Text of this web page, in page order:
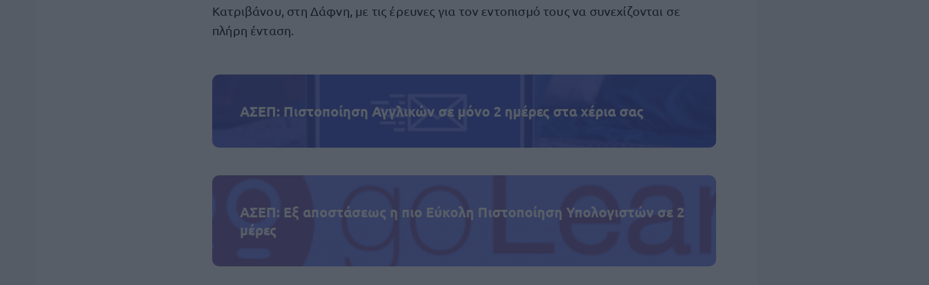
Κατριβάνου, στη Δάφνη, με τις έρευνες για τον εντοπισμό τους να συνεχίζονται σε
πλήρη ένταση.
ΑΣΕΠ: Πιστοποίηση Αγγλικών σε μόνο 2 ημέρες στα χέρια σας
ΑΣΕΠ: Εξ αποστάσεως η πιο Εύκολη Πιστοποίηση Υπολογιστών σε 2
μέρες